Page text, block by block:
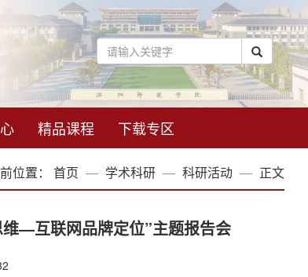
精品课程 下载专区
位置： 首页 学术科研 科研活动 正文
维—互联网品牌定位”主题报告会